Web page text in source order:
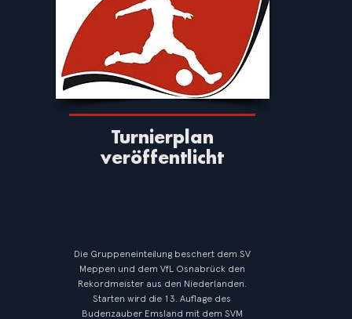
Turnierplan
veröffentlicht
Die Gruppeneinteilung beschert dem SV
Meppen und dem VfL Osnabrück den
Rekordmeister aus den Niederlanden.
Starten wird die 13. Auflage des
Budenzauber Emsland mit dem SVM